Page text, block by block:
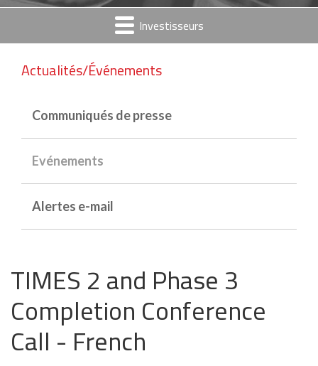
Investisseurs
Actualités/Événements
Communiqués de presse
Evénements
Alertes e-mail
TIMES 2 and Phase 3
Completion Conference
Call - French